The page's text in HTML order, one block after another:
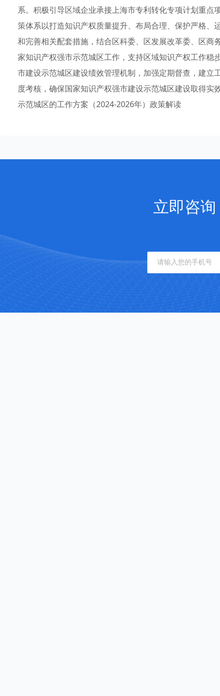
系。积极引导区域企业承接上海市专利转化专项计划重
策体系以打造知识产权质量提升、布局合理、保护严格
和完善相关配套措施，结合区科委、区发展改革委、区商
家知识产权强市示范城区工作，支持区域知识产权工作
市建设示范城区建设绩效管理机制，加强定期督查，建
度考核，确保国家知识产权强市建设示范城区建设取得
示范城区的工作方案（2024-2026年）政策解读
立即咨